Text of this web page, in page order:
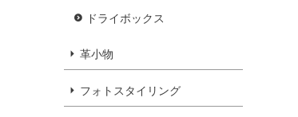
ドライボックス
革小物
フォトスタイリング